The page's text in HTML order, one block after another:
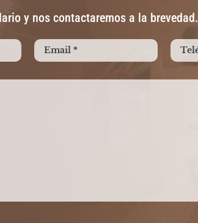
y nos contactaremos a la brevedad.